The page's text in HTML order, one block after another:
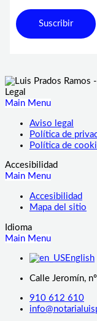
Suscribir
Legal
Main Menu
Aviso legal
Política de
Política de
Accesibilidad
Main Menu
Accesibilidad
Mapa del sitio
Idioma
Main Menu
English
Calle Jeromín,
910 612 610